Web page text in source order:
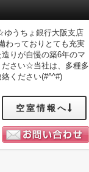
ゆうちょ銀行大阪支店
わっておりとても充実
りが自慢の築6年のマ
ださい☆当社は、多種多
ください(#^^#)
空室情報へ